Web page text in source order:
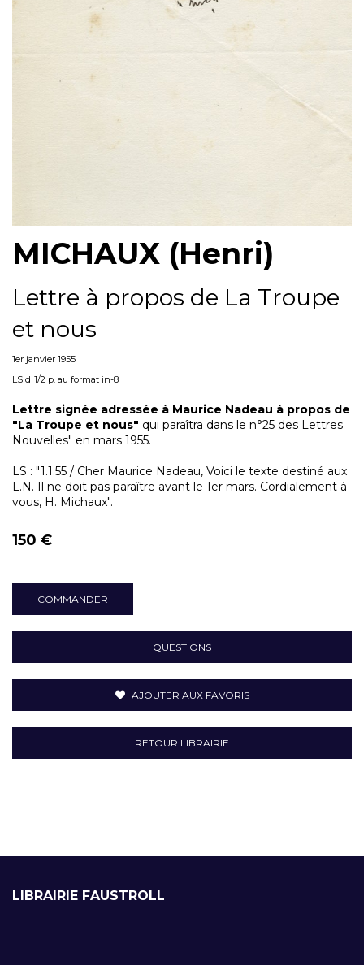
MICHAUX (Henri)
Lettre à propos de La Troupe
et nous
1er janvier 1955
LS d'1/2 p. au format in-8
Lettre signée adressée à Maurice Nadeau à propos de
"La Troupe et nous" qui paraîtra dans le n°25 des Lettres
Nouvelles" en mars 1955.
LS : "1.1.55 / Cher Maurice Nadeau, Voici le texte destiné aux
L.N. Il ne doit pas paraître avant le 1er mars. Cordialement à
vous, H. Michaux".
150 €
COMMANDER
QUESTIONS
AJOUTER AUX FAVORIS
RETOUR LIBRAIRIE
LIBRAIRIE FAUSTROLL